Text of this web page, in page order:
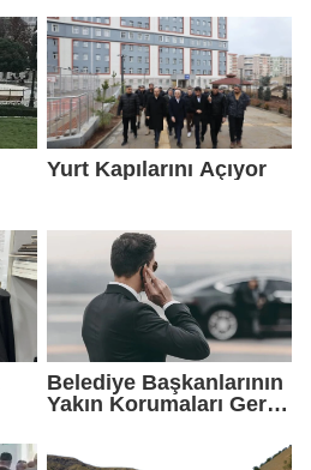
Yurt Kapılarını Açıyor
Belediye Başkanlarının
Yakın Korumaları Geri